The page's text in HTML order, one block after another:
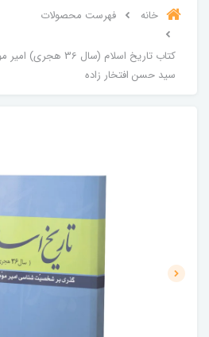
خانه فهرست محصولات
کتاب تاریخ اسلام (سال
سید حسن افتخار زاده